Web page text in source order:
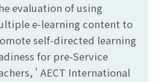
evaluation of using
e-learning content to
self-directed learning
for pre-Service
' AECT International